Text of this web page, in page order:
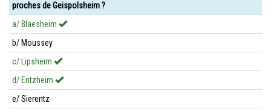
proches de Geispolsheim ?
a/ Blaesheim
b/ Moussey
c/ Lipsheim
d/ Entzheim
e/ Sierentz